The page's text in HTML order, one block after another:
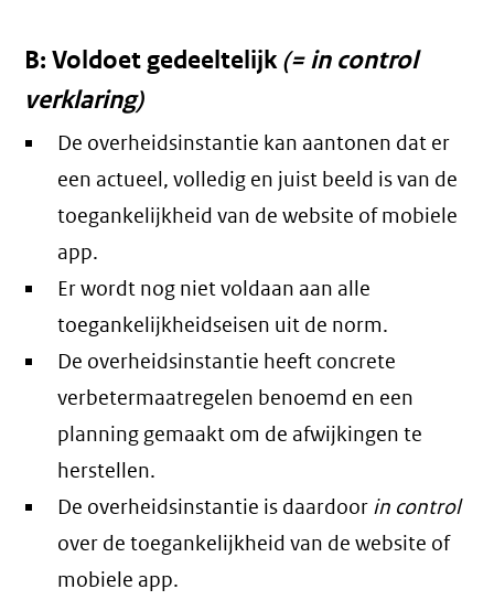
B: Voldoet gedeeltelijk(= in control
verklaring)
De overheidsinstantie kan aantonen dat er
een actueel, volledig en juist beeld is van de
toegankelijkheid van de website of mobiele
app.
Er wordt nog niet voldaan aan alle
toegankelijkheidseisen uit de norm.
De overheidsinstantie heeft concrete
verbetermaatregelen benoemd en een
planning gemaakt om de afwijkingen te
herstellen.
De overheidsinstantie is daardoor in control
over de toegankelijkheid van de website of
mobiele app.